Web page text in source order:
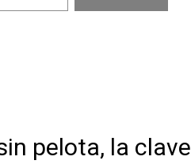
pelota, la clave